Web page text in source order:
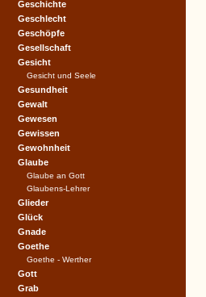
Geschichte
Geschlecht
Geschöpfe
Gesellschaft
Gesicht
Gesicht und Seele
Gesundheit
Gewalt
Gewesen
Gewissen
Gewohnheit
Glaube
Glaube an Gott
Glaubens-Lehrer
Glieder
Glück
Gnade
Goethe
Goethe - Werther
Gott
Grab